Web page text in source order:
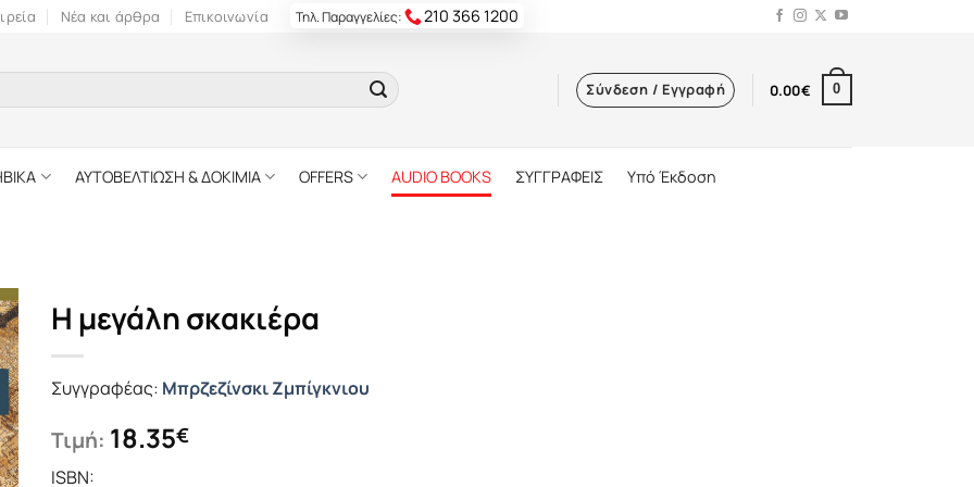
Νέα και άρθρα Επικοινωνία Τηλ. Παραγγελίες: 210 366 1200
Σύνδεση / Εγγραφή 0.00€ 0
ΑΥΤΟΒΕΛΤΙΩΣΗ & ΔΟΚΙΜΙΑ OFFERS AUDIO BOOKS ΣΥΓΓΡΑΦΕΙΣ Υπό Έκδοση
Η μεγάλη σκακιέρα
Συγγραφέας: Μπρζεζίνσκι Ζμπίγκνιου
Τιμή: 18.35€
ISBN: